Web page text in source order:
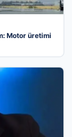
Motor üretimi